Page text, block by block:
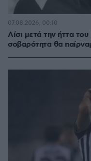
Λίσι μετά την ήττα
σοβαρότητα θα
07.08.2026, 00:10